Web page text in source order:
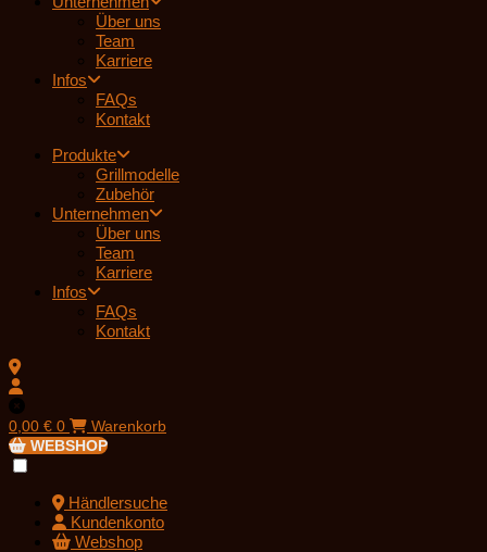
Über uns
Team
Karriere
Infos
FAQs
Kontakt
Produkte
Grillmodelle
Zubehör
Unternehmen
Über uns
Team
Karriere
Infos
FAQs
Kontakt
0,00 € 0
Warenkorb
WEBSHOP
Händlersuche
Kundenkonto
Webshop